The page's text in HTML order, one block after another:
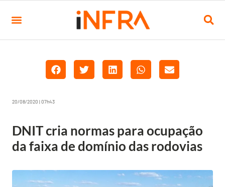
20/08/2020 | 07h43
DNIT cria normas para ocupação
da faixa de domínio das rodovias